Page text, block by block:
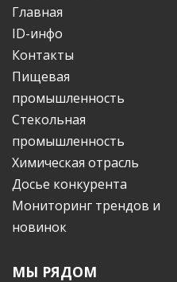
Главная
ID-инфо
Контакты
Пищевая
промышленность
Стекольная
промышленность
Химическая отрасль
Досье конкурента
Мониторинг трендов и
новинок
МЫ РЯДОМ